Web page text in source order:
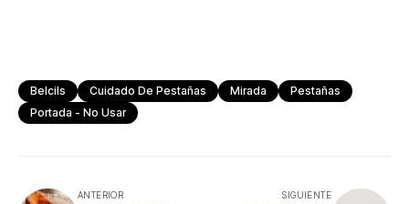
Belcils Cuidado De Pestañas Mirada
Pestañas
Portada - No Usar
ANTERIOR SIGUIENTE